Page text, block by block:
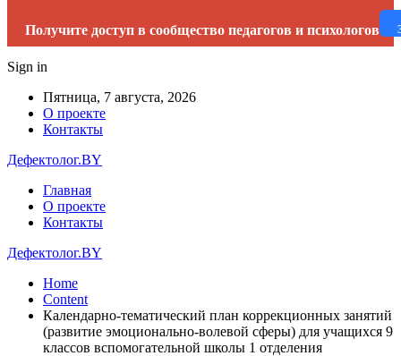
Получите доступ в сообщество педагогов и психологов
Sign in
Пятница, 7 августа, 2026
О проекте
Контакты
Дефектолог.BY
Главная
О проекте
Контакты
Дефектолог.BY
Home
Content
Календарно-тематический план коррекционных занятий
(развитие эмоционально-волевой сферы) для учащихся 9
классов вспомогательной школы 1 отделения